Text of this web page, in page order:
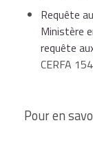
Requête
Ministère
requête
CERFA
Pour en